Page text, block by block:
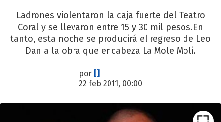
Ladrones violentaron la caja fuerte del Teatro
Coral y se llevaron entre 15 y 30 mil pesos.En
tanto, esta noche se producirá el regreso de Leo
Dan a la obra que encabeza La Mole Moli.
por []
22 feb 2011, 00:00